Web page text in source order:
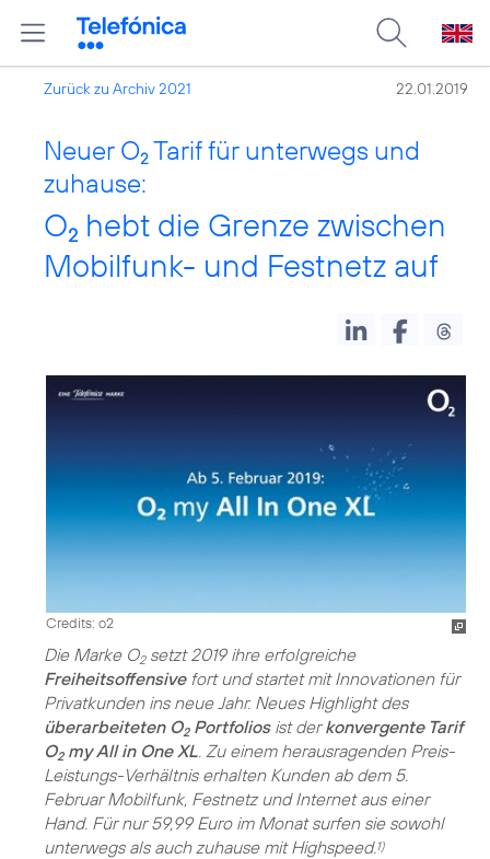
Zurück zu Archiv 2021 22.01.2019
Neuer O2 Tarif für unterwegs und
zuhause:
O2 hebt die Grenze zwischen
Mobilfunk- und Festnetz auf
Credits: o2
Die Marke O2setzt 2019 ihre erfolgreiche
Freiheitsoffensivefort und startet mit Innovationen für
Privatkunden ins neue Jahr. Neues Highlight des
überarbeiteten O2Portfoliosist derkonvergente Tarif
O2my All in One XL . Zu einem herausragenden Preis-
Leistungs-Verhältnis erhalten Kunden ab dem 5.
Februar Mobilfunk, Festnetz und Internet aus einer
Hand. Für nur 59,99 Euro im Monat surfen sie sowohl
unterwegs als auch zuhause mit Highspeed. 1)